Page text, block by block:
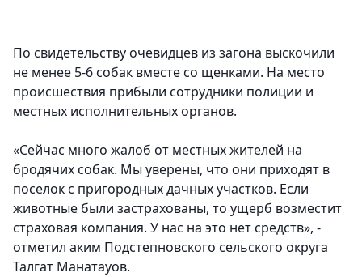
По свидетельству очевидцев из загона выскочили
не менее 5-6 собак вместе со щенками. На место
происшествия прибыли сотрудники полиции и
местных исполнительных органов.
«Сейчас много жалоб от местных жителей на
бродячих собак. Мы уверены, что они приходят в
поселок с пригородных дачных участков. Если
животные были застрахованы, то ущерб возместит
страховая компания. У нас на это нет средств», -
отметил аким Подстепновского сельского округа
Талгат Манатауов.